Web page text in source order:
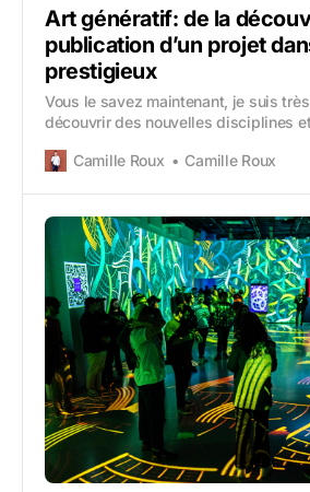
Art génératif: de la
publication d’un projet
prestigieux
Vous le savez maintenant, je suis
découvrir des nouvelles disciplines
exemple déjà parlé ici de production
depuis
Camille Roux Camille Roux